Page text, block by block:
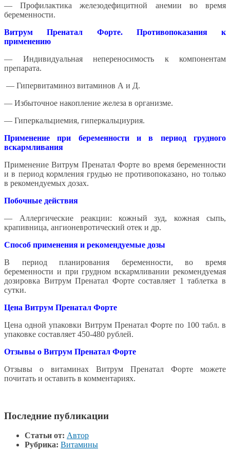
— Профилактика железодефицитной анемии во время
беременности.
Витрум Пренатал Форте. Противопоказания к
применению
— Индивидуальная непереносимость к компонентам
препарата.
— Гипервитаминоз витаминов А и Д.
— Избыточное накопление железа в организме.
— Гиперкальциемия, гиперкальциурия.
Применение при беременности и в период грудного
вскармливания
Применение Витрум Пренатал Форте во время беременности
и в период кормления грудью не противопоказано, но только
в рекомендуемых дозах.
Побочные действия
— Аллергические реакции: кожный зуд, кожная сыпь,
крапивница, ангионевротический отек и др.
Способ применения и рекомендуемые дозы
В период планирования беременности, во время
беременности и при грудном вскармливании рекомендуемая
дозировка Витрум Пренатал Форте составляет 1 таблетка в
сутки.
Цена Витрум Пренатал Форте
Цена одной упаковки Витрум Пренатал Форте по 100 табл. в
упаковке составляет 450-480 рублей.
Отзывы о Витрум Пренатал Форте
Отзывы о витаминах Витрум Пренатал Форте можете
почитать и оставить в комментариях.
Последние публикации
Статьи от: Автор
Рубрика: Витамины